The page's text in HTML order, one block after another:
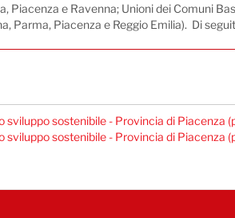
e Ravenna; Unioni dei Comuni
Parma, Piacenza e Reggio Emilia). Di
sostenibile - Provincia di Piacenza
sostenibile - Provincia di Piacenza